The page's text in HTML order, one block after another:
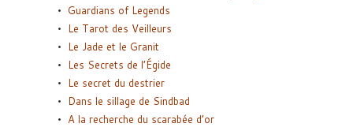
Guardians of Legends
Le Tarot des Veilleurs
Le Jade et le Granit
Les Secrets de l’Égide
Le secret du destrier
Dans le sillage de Sindbad
A la recherche du scarabée d’or